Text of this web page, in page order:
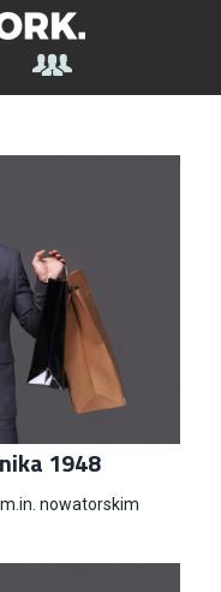
Retail &
w branży.
1948
nowatorskim